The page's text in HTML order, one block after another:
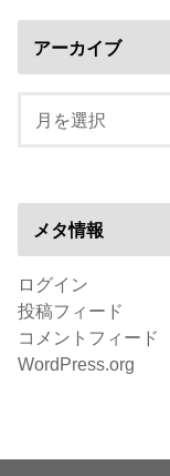
アーカイブ
メタ情報
ログイン
投稿フィード
コメントフィード
WordPress.org